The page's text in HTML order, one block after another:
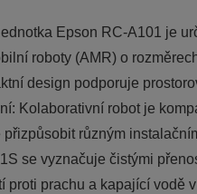
Epson RC-A101 je
roboty (AMR) o
design podporuje
Kolaborativní robot je
různým
se vyznačuje čistými
proti prachu a kapající vodě